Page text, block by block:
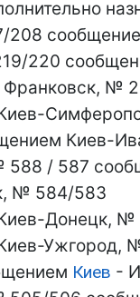
208
220
№
Киев-
588 / 587
№ 584/583
Донецк, №
Ужгород,
Киев -